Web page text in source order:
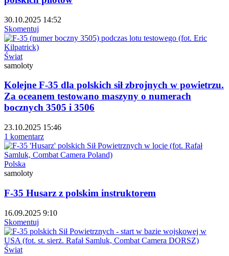
30.10.2025 14:52
Skomentuj
Świat
samoloty
Kolejne F-35 dla polskich sił zbrojnych w powietrzu.
Za oceanem testowano maszyny o numerach
bocznych 3505 i 3506
23.10.2025 15:46
1 komentarz
Polska
samoloty
F-35 Husarz z polskim instruktorem
16.09.2025 9:10
Skomentuj
Świat